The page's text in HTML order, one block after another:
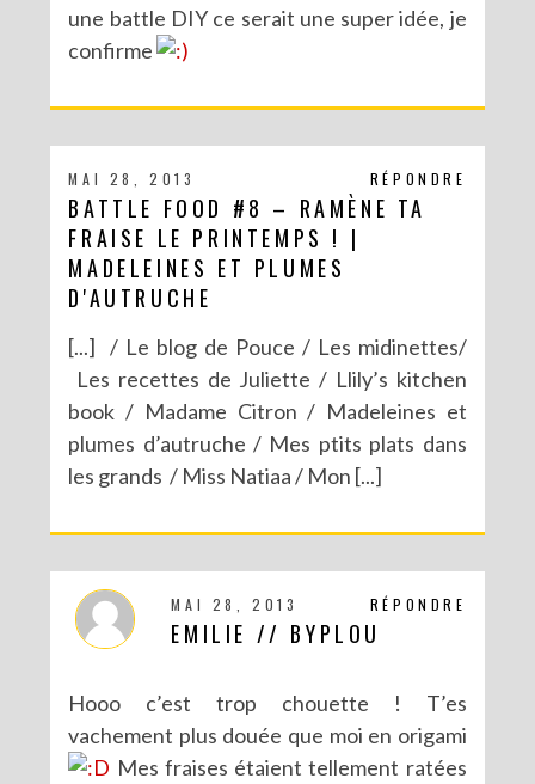
une battle DIY ce serait une super idée, je
confirme
RÉPONDRE
MAI 28, 2013
BATTLE FOOD #8 – RAMÈNE TA
FRAISE LE PRINTEMPS ! |
MADELEINES ET PLUMES
D'AUTRUCHE
[...] / Le blog de Pouce / Les midinettes/
Les recettes de Juliette / Llily’s kitchen
book / Madame Citron / Madeleines et
plumes d’autruche / Mes ptits plats dans
les grands / Miss Natiaa / Mon [...]
RÉPONDRE
MAI 28, 2013
EMILIE // BYPLOU
Hooo c’est trop chouette ! T’es
vachement plus douée que moi en origami
Mes fraises étaient tellement ratées